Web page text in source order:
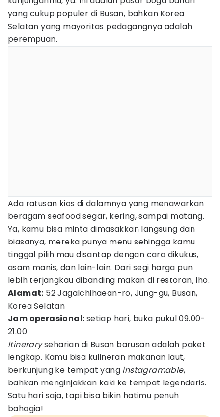
yang cukup populer di Busan, bahkan Korea
Selatan yang mayoritas pedagangnya adalah
perempuan.
Ada ratusan kios di dalamnya yang menawarkan
beragam seafood segar, kering, sampai matang.
Ya, kamu bisa minta dimasakkan langsung dan
biasanya, mereka punya menu sehingga kamu
tinggal pilih mau disantap dengan cara dikukus,
asam manis, dan lain-lain. Dari segi harga pun
lebih terjangkau dibanding makan di restoran, lho.
Alamat: 52 Jagalchihaean-ro, Jung-gu, Busan,
Korea Selatan
Jam operasional:setiap hari, buka pukul 09.00-
21.00
Itineraryseharian di Busan barusan adalah paket
lengkap. Kamu bisa kulineran makanan laut,
berkunjung ke tempat yang instagramable,
bahkan menginjakkan kaki ke tempat legendaris.
Satu hari saja, tapi bisa bikin hatimu penuh
bahagia!